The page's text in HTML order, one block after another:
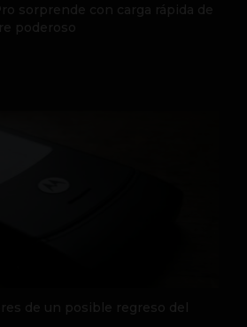
sorprende con carga rápida de
poderoso
de un posible regreso del